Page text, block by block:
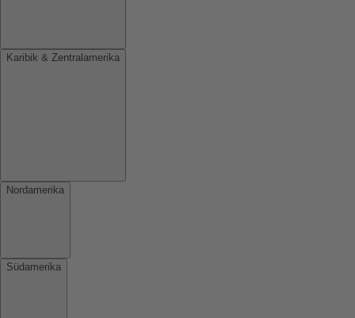
Karibik & Zentralamerika
Nordamerika
Südamerika